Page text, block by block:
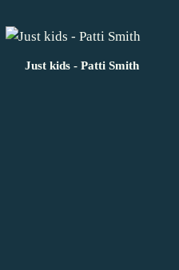
Just kids - Patti Smith